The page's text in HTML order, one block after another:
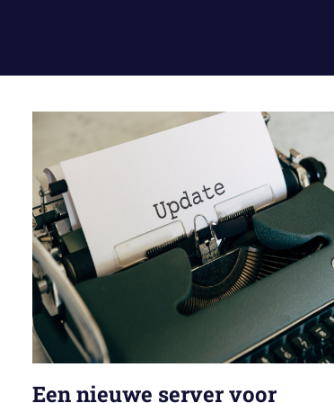
Een nieuwe server voor